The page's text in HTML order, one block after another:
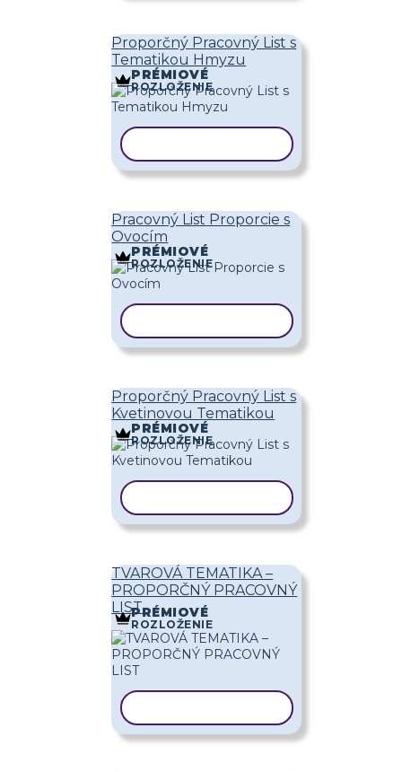
Proporčný Pracovný List s
Tematikou Hmyzu
PRÉMIOVÉ
ROZLOŽENIE
Pracovný List Proporcie s
Ovocím
PRÉMIOVÉ
ROZLOŽENIE
Proporčný Pracovný List s
Kvetinovou Tematikou
PRÉMIOVÉ
ROZLOŽENIE
TVAROVÁ TEMATIKA –
PROPORČNÝ PRACOVNÝ
LISTPRÉMIOVÉ
ROZLOŽENIE